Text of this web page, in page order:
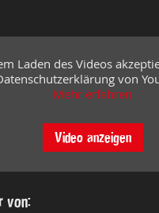
Laden des Videos
von
Mehr erfahren
Video anzeigen
von: